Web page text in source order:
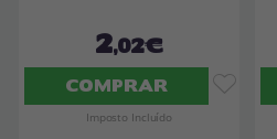
2,02€
COMPRAR
Imposto Incluído